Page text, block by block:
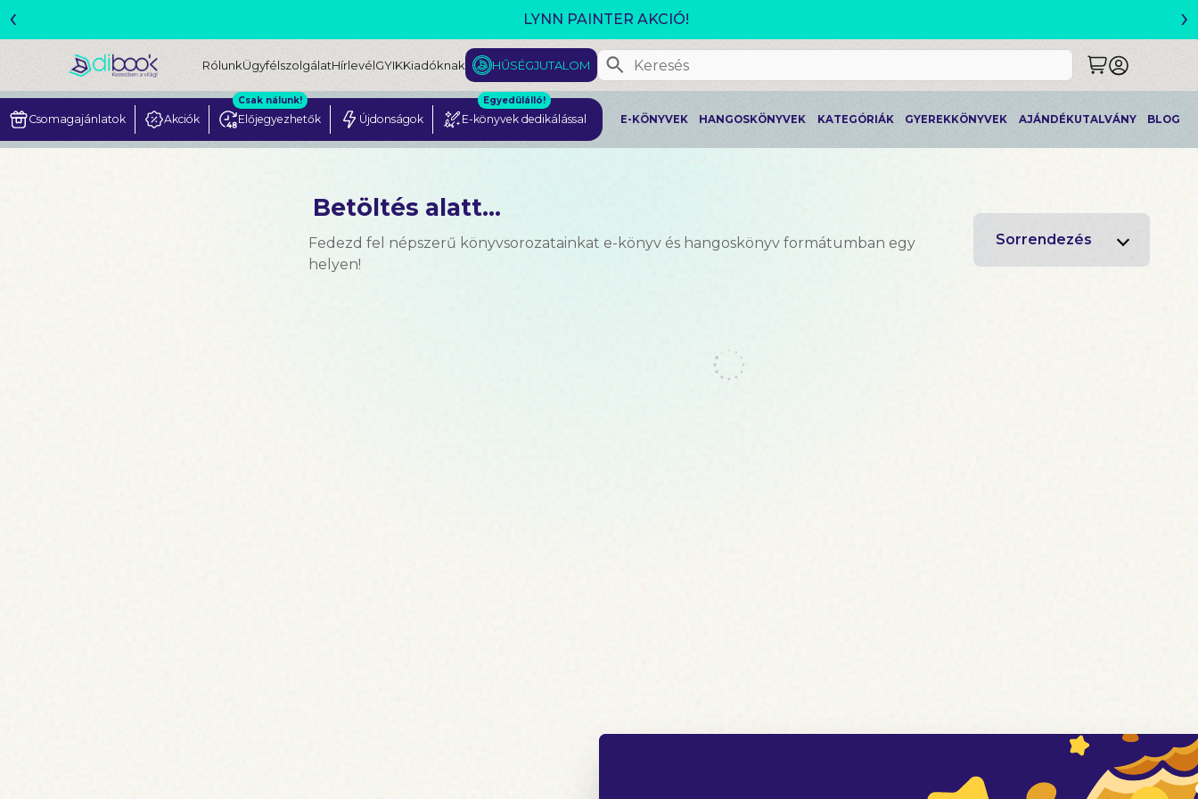
MEGJELENT! L. J. SHEN: LEGVADABB ÁLMAIMBAN SZERETLEK
‹ ›
RólunkÜgyfélszolgálatHírlevélGYIKKiadóknak HŰSÉGJUTALOM
Csomagajánlatok Akciók Előjegyezhetők
Csak nálunk!
Újdonságok E-könyvek dedikálással
Egyedülálló!
E-KÖNYVEK HANGOSKÖNYVEK KATEGÓRIÁK GYEREKKÖNYVEK AJÁNDÉKUTALVÁNY BLOG
Betöltés alatt...
Fedezd fel népszerű könyvsorozatainkat e-könyv és hangoskönyv formátumban egy
helyen!
Sorrendezés